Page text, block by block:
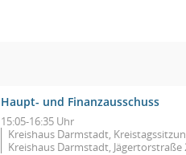
Haupt- und Finanzausschuss
15:05-16:35 Uhr
Kreishaus Darmstadt,
Kreishaus Darmstadt, Jägertorstraße